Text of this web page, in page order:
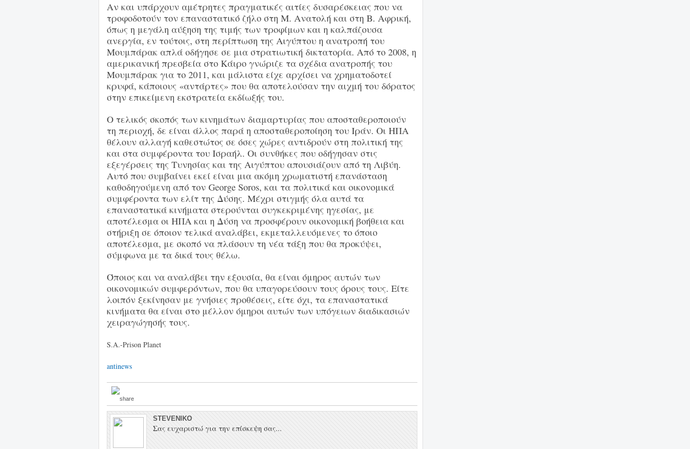
Αν και υπάρχουν αμέτρητες πραγματικές αιτίες δυσαρέσκειας που να
τροφοδοτούν τον επαναστατικό ζήλο στη Μ. Ανατολή και στη Β. Αφρική,
όπως η μεγάλη αύξηση της τιμής των τροφίμων και η καλπάζουσα
ανεργία, εν τούτοις, στη περίπτωση της Αιγύπτου η ανατροπή του
Μουμπάρακ απλά οδήγησε σε μια στρατιωτική δικτατορία. Από το 2008, η
αμερικανική πρεσβεία στο Κάιρο γνώριζε τα σχέδια ανατροπής του
Μουμπάρακ για το 2011, και μάλιστα είχε αρχίσει να χρηματοδοτεί
κρυφά, κάποιους «αντάρτες» που θα αποτελούσαν την αιχμή του δόρατος
στην επικείμενη εκστρατεία εκδίωξής του.
Ο τελικός σκοπός των κινημάτων διαμαρτυρίας που αποσταθεροποιούν
τη περιοχή, δε είναι άλλος παρά η αποσταθεροποίηση του Ιράν. Οι ΗΠΑ
θέλουν αλλαγή καθεστώτος σε όσες χώρες αντιδρούν στη πολιτική της
και στα συμφέροντα του Ισραήλ. Οι συνθήκες που οδήγησαν στις
εξεγέρσεις της Τυνησίας και της Αιγύπτου απουσιάζουν από τη Λιβύη.
Αυτό που συμβαίνει εκεί είναι μια ακόμη χρωματιστή επανάσταση
καθοδηγούμενη από τον George Soros, και τα πολιτικά και οικονομικά
συμφέροντα των ελίτ της Δύσης. Μέχρι στιγμής όλα αυτά τα
επαναστατικά κινήματα στερούνται συγκεκριμένης ηγεσίας, με
αποτέλεσμα οι ΗΠΑ και η Δύση να προσφέρουν οικονομική βοήθεια και
στήριξη σε όποιον τελικά αναλάβει, εκμεταλλευόμενες το όποιο
αποτέλεσμα, με σκοπό να πλάσουν τη νέα τάξη που θα προκύψει,
σύμφωνα με τα δικά τους θέλω.
Όποιος και να αναλάβει την εξουσία, θα είναι όμηρος αυτών των
οικονομικών συμφερόντων, που θα υπαγορεύσουν τους όρους τους. Είτε
λοιπόν ξεκίνησαν με γνήσιες προθέσεις, είτε όχι, τα επαναστατικά
κινήματα θα είναι στο μέλλον όμηροι αυτών των υπόγειων διαδικασιών
χειραγώγησής τους.
S.A.-Prison Planet
antinews
STEVENIKO
Σας ευχαριστώ για την επίσκεψη σας...